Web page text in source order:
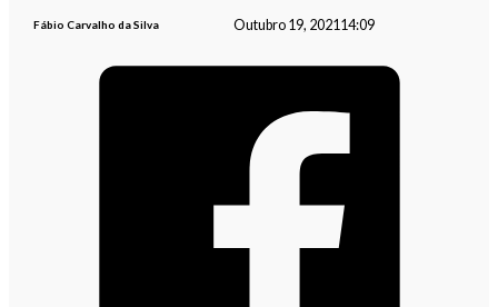
Fábio Carvalho da Silva Outubro 19, 2021 14:09